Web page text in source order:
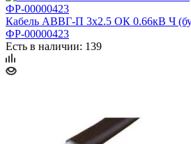
Кабель АВВГ-П 3х2.5 ОК 0.66кВ Ч
ФР-00000423
Есть в наличии: 139